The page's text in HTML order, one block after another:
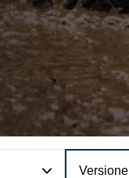
Versione